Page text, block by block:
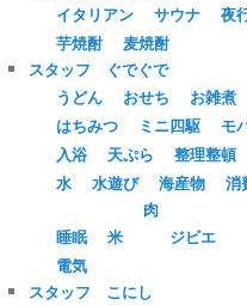
イタリアン
サウナ 夜
芋焼酎
麦焼酎
スタッフ ぐでぐで
うどん
おせち お雑煮
はちみつ
ミニ四駆 モ
入浴
天ぷら 整理整頓
水
水遊び 海産物 消
睡眠 米
肉
ジビエ
電気
スタッフ こにし